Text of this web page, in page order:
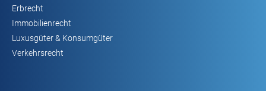
Erbrecht
Immobilienrecht
Luxusgüter & Konsumgüter
Verkehrsrecht